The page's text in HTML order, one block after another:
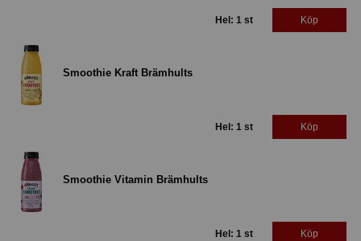
Hel: 1 st Köp
Smoothie Kraft Brämhults
Hel: 1 st Köp
Smoothie Vitamin Brämhults
Hel: 1 st Köp